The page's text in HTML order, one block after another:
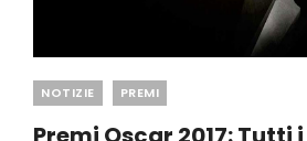
Categories
NOTIZIE PREMI